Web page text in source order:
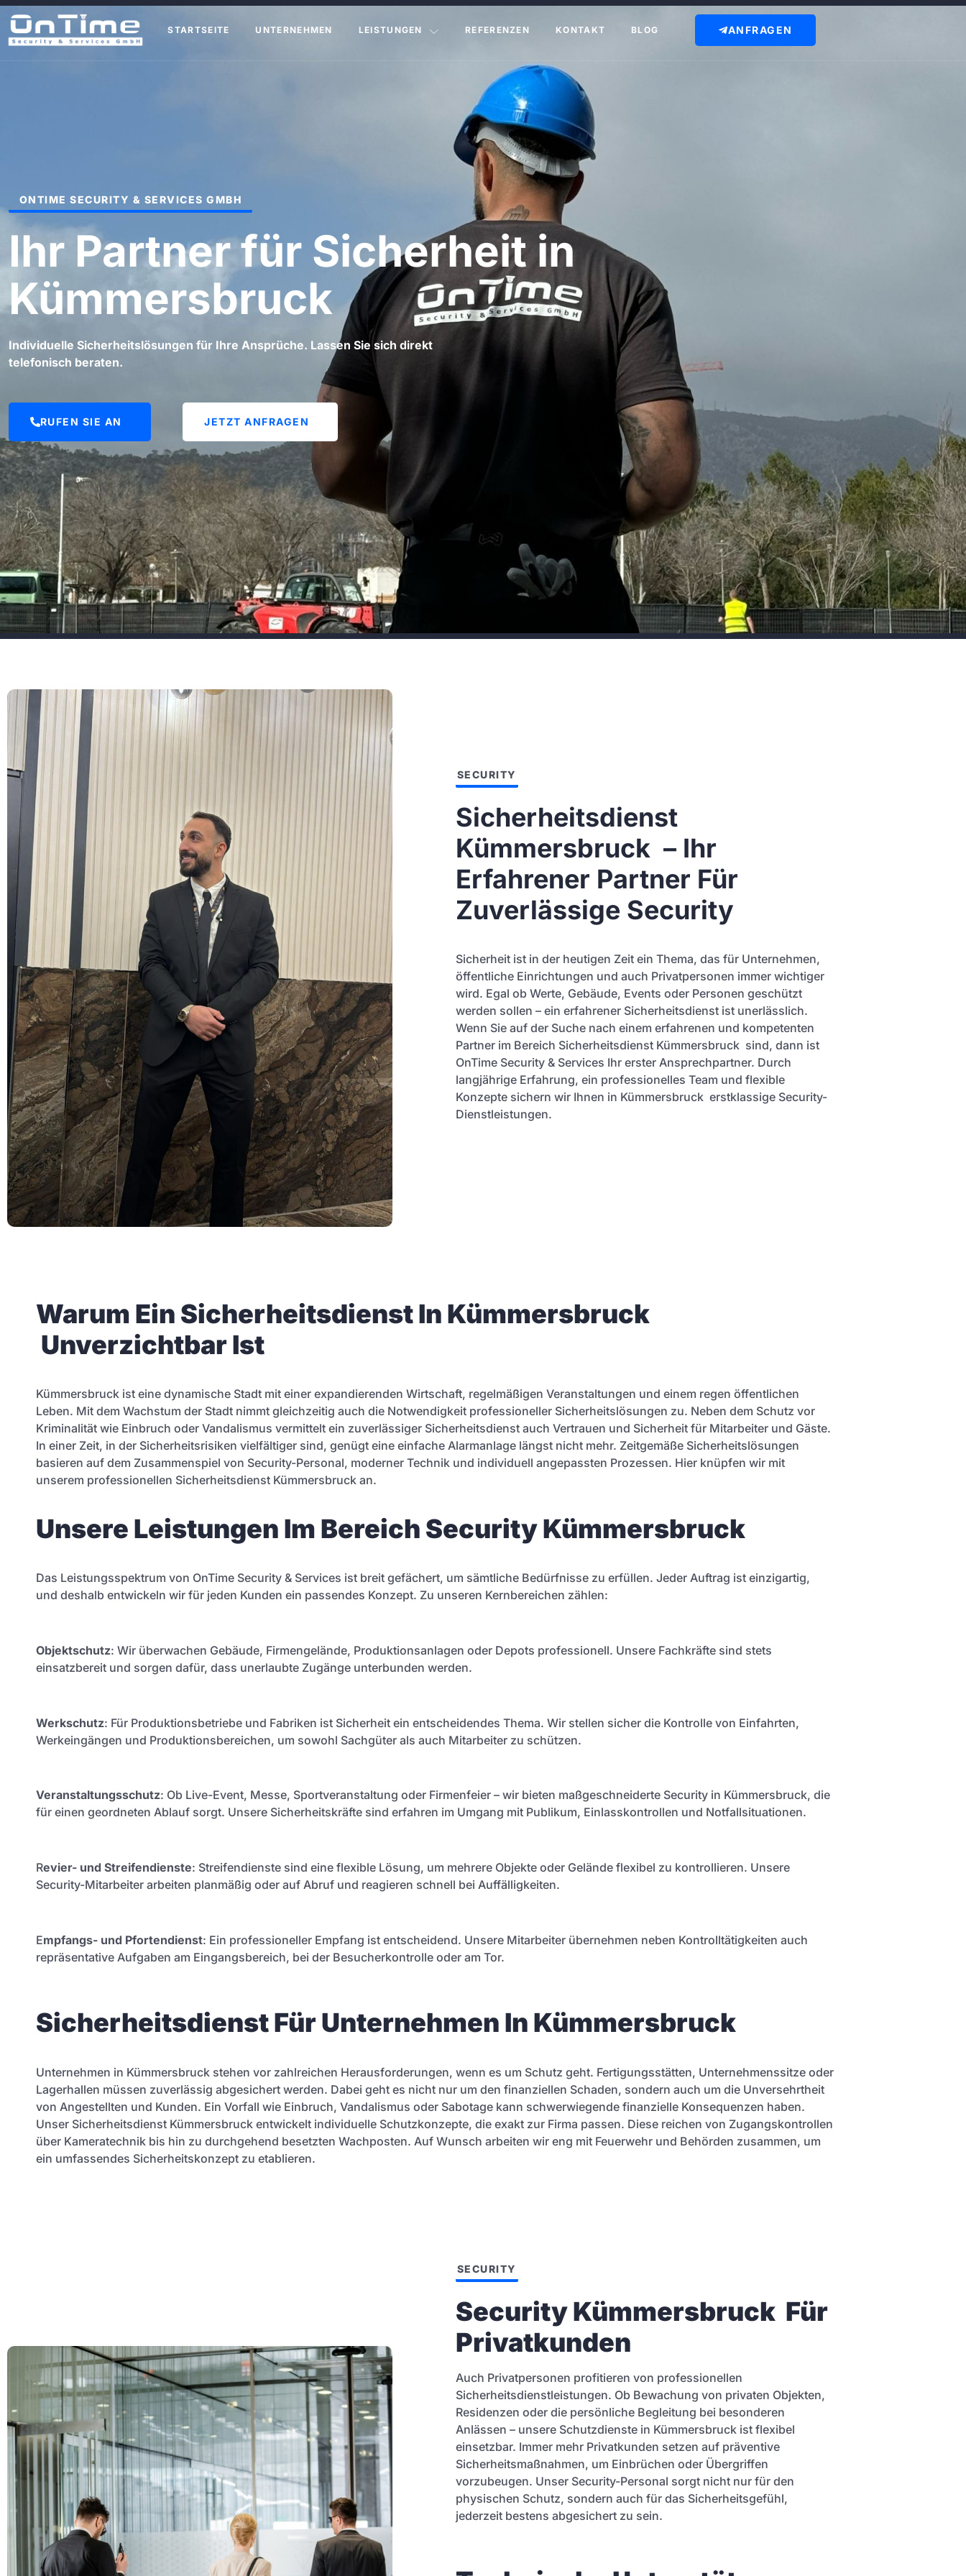
STARTSEITE UNTERNEHMEN LEISTUNGEN REFERENZEN KONTAKT BLOG ANFRAGEN
ONTIME SECURITY & SERVICES GMBH
Ihr Partner für Sicherheit in
Kümmersbruck
Individuelle Sicherheitslösungen für Ihre Ansprüche. Lassen Sie sich direkt
telefonisch beraten.
RUFEN SIE AN JETZT ANFRAGEN
SECURITY
Sicherheitsdienst
Kümmersbruck – Ihr
Erfahrener Partner Für
Zuverlässige Security
Sicherheit ist in der heutigen Zeit ein Thema, das für Unternehmen,
öffentliche Einrichtungen und auch Privatpersonen immer wichtiger
wird. Egal ob Werte, Gebäude, Events oder Personen geschützt
werden sollen – ein erfahrener Sicherheitsdienst ist unerlässlich.
Wenn Sie auf der Suche nach einem erfahrenen und kompetenten
Partner im Bereich Sicherheitsdienst Kümmersbruck sind, dann ist
OnTime Security & Services Ihr erster Ansprechpartner. Durch
langjährige Erfahrung, ein professionelles Team und flexible
Konzepte sichern wir Ihnen in Kümmersbruck erstklassige Security-
Dienstleistungen.
Warum Ein Sicherheitsdienst In Kümmersbruck
Unverzichtbar Ist
Kümmersbruck ist eine dynamische Stadt mit einer expandierenden Wirtschaft, regelmäßigen Veranstaltungen und einem regen öffentlichen
Leben. Mit dem Wachstum der Stadt nimmt gleichzeitig auch die Notwendigkeit professioneller Sicherheitslösungen zu. Neben dem Schutz vor
Kriminalität wie Einbruch oder Vandalismus vermittelt ein zuverlässiger Sicherheitsdienst auch Vertrauen und Sicherheit für Mitarbeiter und Gäste.
In einer Zeit, in der Sicherheitsrisiken vielfältiger sind, genügt eine einfache Alarmanlage längst nicht mehr. Zeitgemäße Sicherheitslösungen
basieren auf dem Zusammenspiel von Security-Personal, moderner Technik und individuell angepassten Prozessen. Hier knüpfen wir mit
unserem professionellen Sicherheitsdienst Kümmersbruck an.
Unsere Leistungen Im Bereich Security Kümmersbruck
Das Leistungsspektrum von OnTime Security & Services ist breit gefächert, um sämtliche Bedürfnisse zu erfüllen. Jeder Auftrag ist einzigartig,
und deshalb entwickeln wir für jeden Kunden ein passendes Konzept. Zu unseren Kernbereichen zählen:
Objektschutz: Wir überwachen Gebäude, Firmengelände, Produktionsanlagen oder Depots professionell. Unsere Fachkräfte sind stets
einsatzbereit und sorgen dafür, dass unerlaubte Zugänge unterbunden werden.
Werkschutz: Für Produktionsbetriebe und Fabriken ist Sicherheit ein entscheidendes Thema. Wir stellen sicher die Kontrolle von Einfahrten,
Werkeingängen und Produktionsbereichen, um sowohl Sachgüter als auch Mitarbeiter zu schützen.
Veranstaltungsschutz: Ob Live-Event, Messe, Sportveranstaltung oder Firmenfeier – wir bieten maßgeschneiderte Security in Kümmersbruck, die
für einen geordneten Ablauf sorgt. Unsere Sicherheitskräfte sind erfahren im Umgang mit Publikum, Einlasskontrollen und Notfallsituationen.
Revier- und Streifendienste: Streifendienste sind eine flexible Lösung, um mehrere Objekte oder Gelände flexibel zu kontrollieren. Unsere
Security-Mitarbeiter arbeiten planmäßig oder auf Abruf und reagieren schnell bei Auffälligkeiten.
Empfangs- und Pfortendienst: Ein professioneller Empfang ist entscheidend. Unsere Mitarbeiter übernehmen neben Kontrolltätigkeiten auch
repräsentative Aufgaben am Eingangsbereich, bei der Besucherkontrolle oder am Tor.
Sicherheitsdienst Für Unternehmen In Kümmersbruck
Unternehmen in Kümmersbruck stehen vor zahlreichen Herausforderungen, wenn es um Schutz geht. Fertigungsstätten, Unternehmenssitze oder
Lagerhallen müssen zuverlässig abgesichert werden. Dabei geht es nicht nur um den finanziellen Schaden, sondern auch um die Unversehrtheit
von Angestellten und Kunden. Ein Vorfall wie Einbruch, Vandalismus oder Sabotage kann schwerwiegende finanzielle Konsequenzen haben.
Unser Sicherheitsdienst Kümmersbruck entwickelt individuelle Schutzkonzepte, die exakt zur Firma passen. Diese reichen von Zugangskontrollen
über Kameratechnik bis hin zu durchgehend besetzten Wachposten. Auf Wunsch arbeiten wir eng mit Feuerwehr und Behörden zusammen, um
ein umfassendes Sicherheitskonzept zu etablieren.
SECURITY
Security Kümmersbruck  Für
Privatkunden
Auch Privatpersonen profitieren von professionellen
Sicherheitsdienstleistungen. Ob Bewachung von privaten Objekten,
Residenzen oder die persönliche Begleitung bei besonderen
Anlässen – unsere Schutzdienste in Kümmersbruck ist flexibel
einsetzbar. Immer mehr Privatkunden setzen auf präventive
Sicherheitsmaßnahmen, um Einbrüchen oder Übergriffen
vorzubeugen. Unser Security-Personal sorgt nicht nur für den
physischen Schutz, sondern auch für das Sicherheitsgefühl,
jederzeit bestens abgesichert zu sein.